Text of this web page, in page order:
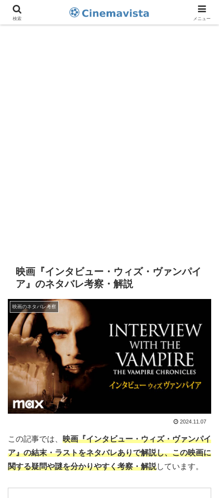
映画『インタビュー・ウィズ・ヴァンパイ
ア』のネタバレ考察・解説
映画のネタバレ考察
2024.11.07
この記事では、 映画『インタビュー・ウィズ・ヴァンパイ
ア』の結末・ラストをネタバレありで解説し、この映画に
関する疑問や謎を分かりやすく考察・解説しています。
検索 メニュー